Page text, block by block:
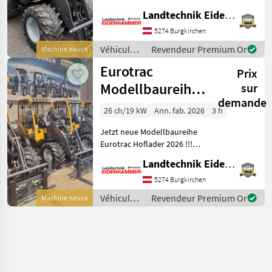
Machine neuve
Fahrantrieb - extra
Hydraulikkreislauf
bedienbar mit Joystick -
Komfortkabine mit Armle
Landtechnik Eidenhammer GmbH
5274 Burgkirchen
Véhicules
agricoles
à moteur /
Eurotrac
Revendeur Premium Or
Machine neuve
Eurotrac
Modellbaureihe
2026
Prix
sur
demande
26 ch/19 kW Ann. fab. 2026
3 h
Jetzt neue Modellbaureihe
Eurotrac Hoflader 2026 !!!
bei Fragen bzw ein Angebot
nur bitte melden !!! Auch
mit Top
Finanzierungsmöglichk
Landtechnik Eidenhammer GmbH
5274 Burgkirchen
Véhicules
agricoles
Revendeur Premium Or